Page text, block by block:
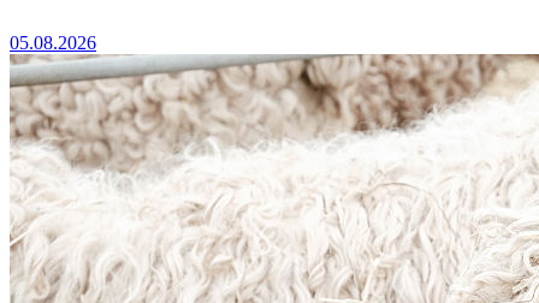
05.08.2026